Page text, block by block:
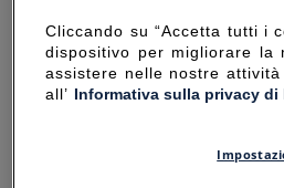
Cliccando su “Accetta tutti i
dispositivo per migliorare la
assistere nelle nostre
all’ Informativa sulla privacy di